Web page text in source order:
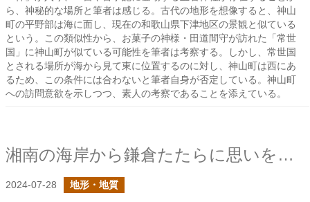
ら、神秘的な場所と筆者は感じる。古代の地形を想像すると、神山
町の平野部は海に面し、現在の和歌山県下津地区の景観と似ている
という。この類似性から、お菓子の神様・田道間守が訪れた「常世
国」に神山町が似ている可能性を筆者は考察する。しかし、常世国
とされる場所が海から見て東に位置するのに対し、神山町は西にあ
るため、この条件には合わないと筆者自身が否定している。神山町
への訪問意欲を示しつつ、素人の考察であることを添えている。
湘南の海岸から鎌倉たたらに思いを馳せる
2024-07-28 地形・地質